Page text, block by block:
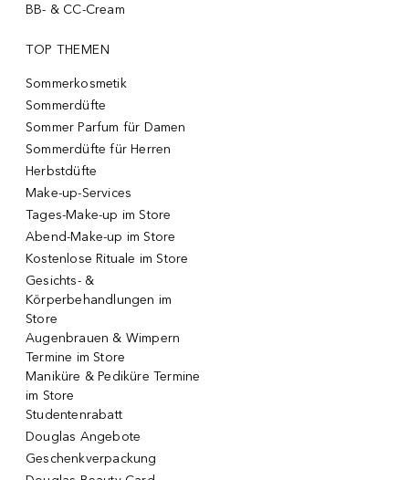
BB- & CC-Cream
TOP THEMEN
Sommerkosmetik
Sommerdüfte
Sommer Parfum für Damen
Sommerdüfte für Herren
Herbstdüfte
Make-up-Services
Tages-Make-up im Store
Abend-Make-up im Store
Kostenlose Rituale im Store
Gesichts- &
Körperbehandlungen im
Store
Augenbrauen & Wimpern
Termine im Store
Maniküre & Pediküre Termine
im Store
Studentenrabatt
Douglas Angebote
Geschenkverpackung